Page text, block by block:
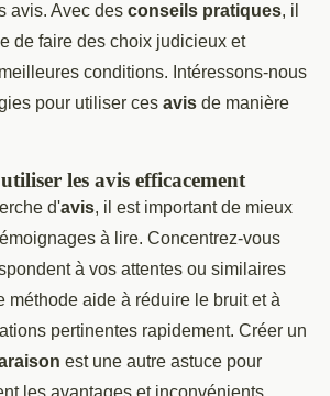
avis. Avec des conseils pratiques, il
de faire des choix judicieux et
conditions. Intéressons-nous
pour utiliser ces avis de manière
les avis efficacement
d'avis, il est important de mieux
à lire. Concentrez-vous
à vos attentes ou similaires
méthode aide à réduire le bruit et à
pertinentes rapidement. Créer un
est une autre astuce pour